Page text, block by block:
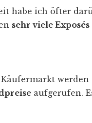
habe ich öfter
sehr viele
werden
aufgerufen.